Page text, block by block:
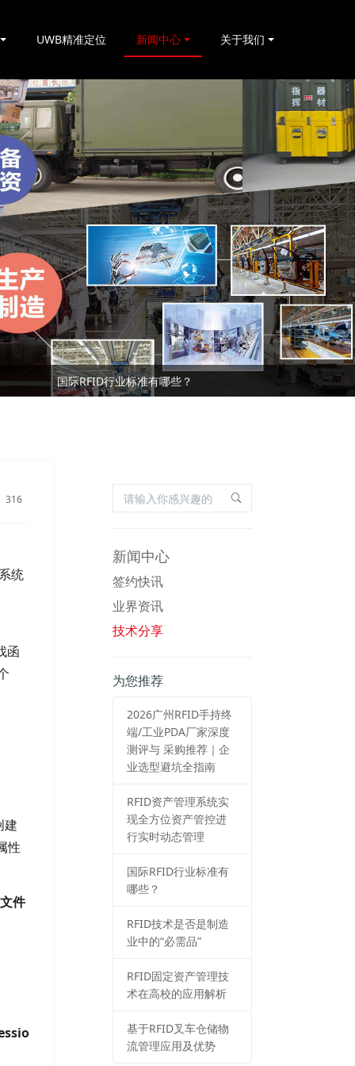
UWB精准定位 新闻中心 关于我们
基于RFID叉车仓储物流管理应用及优势
国际RFID行业标准有哪些？
316
统
函
建
性
件
新闻中心
签约快讯
业界资讯
技术分享
为您推荐
2026⼴州RFID⼿持终
端/⼯业PDA⼚家深度
测评与 采购推荐｜企
业选型避坑全指南
RFID资产管理系统实
现全方位资产管控进
行实时动态管理
国际RFID行业标准有
哪些？
RFID技术是否是制造
业中的“必需品”
RFID固定资产管理技
术在高校的应用解析
基于RFID叉车仓储物
流管理应用及优势